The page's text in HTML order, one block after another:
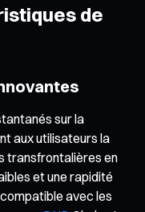
de
sur la
aux utilisateurs la
transfrontalières en
et une rapidité
avec les